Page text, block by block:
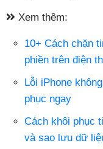
Xem thêm:
10+ Cách chặn
phiền trên điện
Lỗi iPhone
phục ngay
Cách khôi phục
và sao lưu dữ